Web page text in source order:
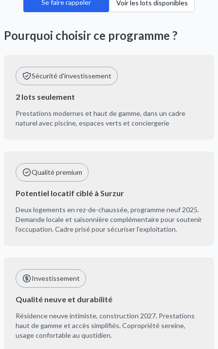
Se faire rappeler Voir les lots disponibles
Pourquoi choisir ce programme ?
Sécurité d'investissement
2 lots seulement
Prestations modernes et haut de gamme, dans un cadre
naturel avec piscine, espaces verts et conciergerie
Qualité premium
Potentiel locatif ciblé à Surzur
Deux logements en rez-de-chaussée, programme neuf 2025.
Demande locale et saisonnière complémentaire pour soutenir
l’occupation. Cadre prisé pour sécuriser l’exploitation.
Investissement
Qualité neuve et durabilité
Résidence neuve intimiste, construction 2027. Prestations
haut de gamme et accès simplifiés. Copropriété sereine,
usage confortable au quotidien.